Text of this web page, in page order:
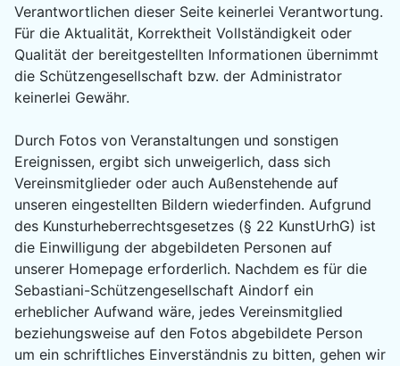
Verantwortlichen dieser Seite keinerlei Verantwortung.
Für die Aktualität, Korrektheit Vollständigkeit oder
Qualität der bereitgestellten Informationen übernimmt
die Schützengesellschaft bzw. der Administrator
keinerlei Gewähr.
Durch Fotos von Veranstaltungen und sonstigen
Ereignissen, ergibt sich unweigerlich, dass sich
Vereinsmitglieder oder auch Außenstehende auf
unseren eingestellten Bildern wiederfinden. Aufgrund
des Kunsturheberrechtsgesetzes (§ 22 KunstUrhG) ist
die Einwilligung der abgebildeten Personen auf
unserer Homepage erforderlich. Nachdem es für die
Sebastiani-Schützengesellschaft Aindorf ein
erheblicher Aufwand wäre, jedes Vereinsmitglied
beziehungsweise auf den Fotos abgebildete Person
um ein schriftliches Einverständnis zu bitten, gehen wir